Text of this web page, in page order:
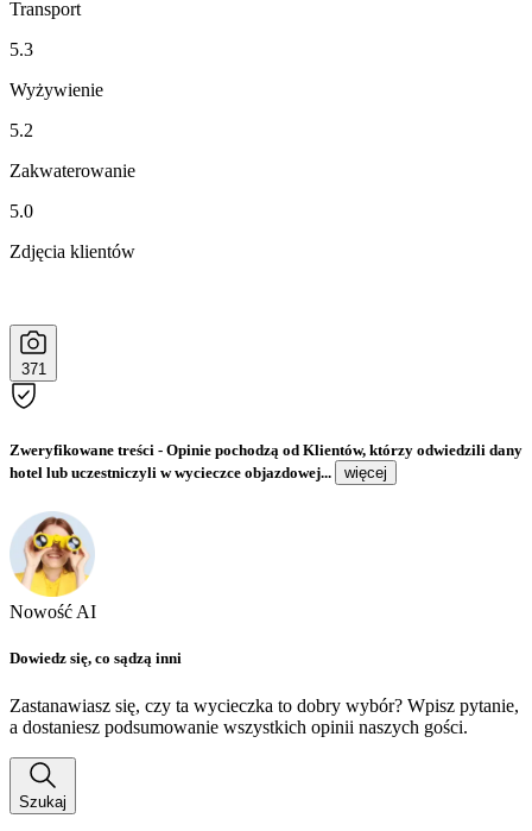
Transport
5.3
Wyżywienie
5.2
Zakwaterowanie
5.0
Zdjęcia klientów
371
Zweryfikowane treści - Opinie pochodzą od Klientów, którzy odwiedzili dany
hotel lub uczestniczyli w wycieczce objazdowej...
więcej
Nowość AI
Dowiedz się, co sądzą inni
Zastanawiasz się, czy ta wycieczka to dobry wybór? Wpisz pytanie,
a dostaniesz podsumowanie wszystkich opinii naszych gości.
Szukaj